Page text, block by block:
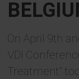
On April 9th
VDI
Treatment”